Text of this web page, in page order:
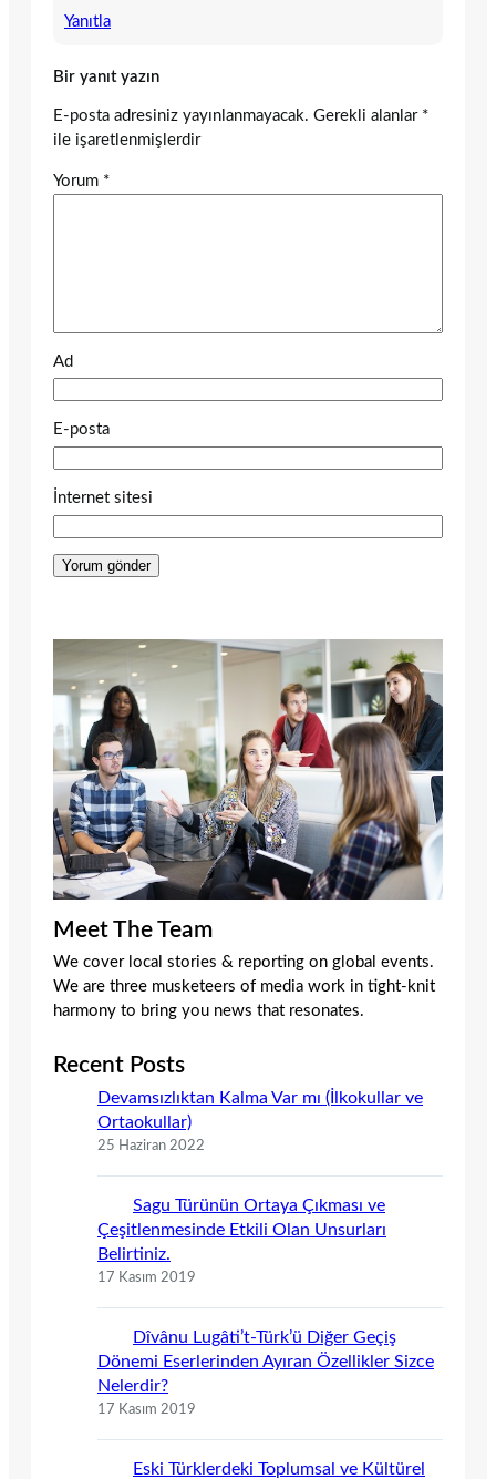
Yanıtla
Bir yanıt yazın
E-posta adresiniz yayınlanmayacak. Gerekli alanlar *
ile işaretlenmişlerdir
Yorum *
Ad
E-posta
İnternet sitesi
Meet The Team
We cover local stories & reporting on global events.
We are three musketeers of media work in tight-knit
harmony to bring you news that resonates.
Recent Posts
Devamsızlıktan Kalma Var mı (İlkokullar ve
Ortaokullar)
25 Haziran 2022
Sagu Türünün Ortaya Çıkması ve
Çeşitlenmesinde Etkili Olan Unsurları
Belirtiniz.
17 Kasım 2019
Dîvânu Lugâti’t-Türk’ü Diğer Geçiş
Dönemi Eserlerinden Ayıran Özellikler Sizce
Nelerdir?
17 Kasım 2019
Eski Türklerdeki Toplumsal ve Kültürel